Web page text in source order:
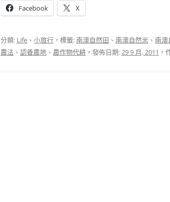
Facebook X
分類: Life 、 小旅行 ，標籤:南澳自然田 、 南澳自然米 、 南澳
農法 、 認養農地 、 農作物代耕 ，發佈日期:29 9 月, 2011 ，